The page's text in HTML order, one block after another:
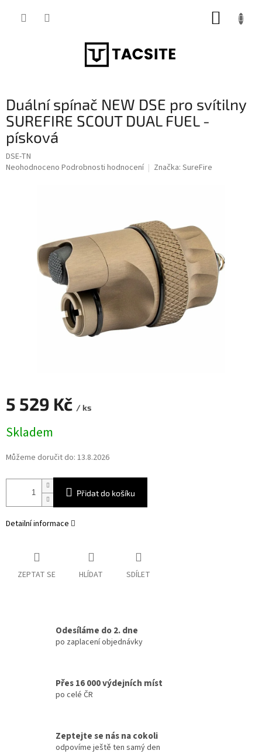
Duální spínač NEW DSE pro svítilny
SUREFIRE SCOUT DUAL FUEL -
písková
DSE-TN
Průměrné
hvězdiček.
Neohodnoceno Podrobnosti hodnocení Značka: SureFire
5 529 Kč / ks
cena:
Skladem
Můžeme doručit do: 13.8.2026
Přidat do košíku
Detailní informace
ZEPTAT SE HLÍDAT SDÍLET
Odesíláme do 2. dne
po zaplacení objednávky
Přes 16 000 výdejních míst
po celé ČR
Zeptejte se nás na cokoli
odpovíme ještě ten samý den